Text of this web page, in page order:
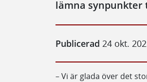
lämna synpunkter
Publicerad 24 okt.
– Vi är glada över det